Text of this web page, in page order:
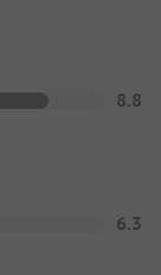
8.8
6.3